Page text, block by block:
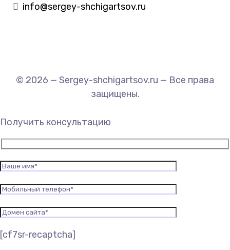
info@sergey-shchigartsov.ru
© 2026 — Sergey-shchigartsov.ru — Все права
защищены.
Получить консультацию
[cf7sr-recaptcha]